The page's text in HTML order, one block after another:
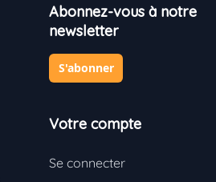
Abonnez-vous à notre
newsletter
S'abonner
Votre compte
Se connecter